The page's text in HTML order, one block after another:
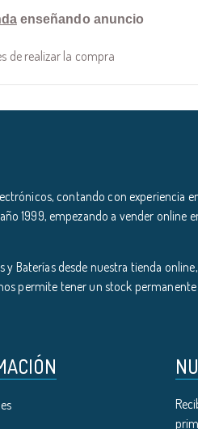
enseñando anuncio
de realizar la compra
contando con experiencia
1999, empezando a vender online
Baterías desde nuestra tienda
permite tener un stock permanente